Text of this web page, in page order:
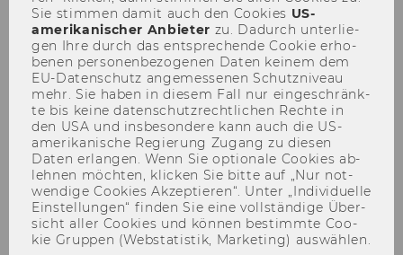
Ausschreibungen von Stellen
für wissenschaftliches Personal
45
Ausschreibungen von Stellen
für allgemeines Personal
46
Personalia
Sie stim­men damit auch den Coo­kies US-​
amerikanischer An­bie­ter zu. Da­durch un­ter­lie­
gen Ihre durch das ent­spre­chen­de Coo­kie er­ho­
be­nen per­so­nen­be­zo­ge­nen Daten kei­nem dem
EU-​Datenschutz an­ge­mes­se­nen Schutz­ni­veau
mehr. Sie haben in die­sem Fall nur ein­ge­schränk­
te bis keine da­ten­schutz­recht­li­chen Rech­te in
den USA und ins­be­son­de­re kann auch die US-​
amerikanische Re­gie­rung Zu­gang zu die­sen
Daten er­lan­gen. Wenn Sie op­tio­na­le Coo­kies ab­
leh­nen möch­ten, kli­cken Sie bitte auf „Nur not­
wen­di­ge Coo­kies Ak­zep­tie­ren“. Unter „In­di­vi­du­el­le
Ein­stel­lun­gen“ fin­den Sie eine voll­stän­di­ge Über­
sicht aller Coo­kies und kön­nen be­stimm­te Coo­
kie Grup­pen (Web­sta­tis­tik, Mar­ke­ting) aus­wäh­len.